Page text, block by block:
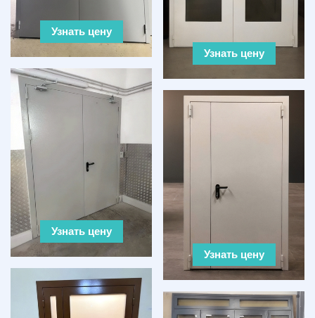
Узнать цену
Узнать цену
Узнать цену
Узнать цену